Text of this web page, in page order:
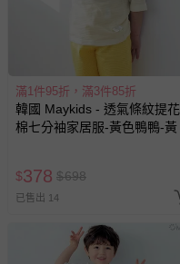
滿1件95折，滿3件85折
韓國 Maykids - 透氣條紋提花
棉七分袖家居服-黃色鴨鴨-黃
$378 $698
已售出 14